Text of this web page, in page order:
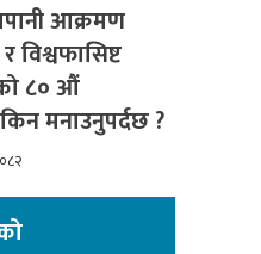
आक्रमण
विश्वफासिष्ट
८० औं
मनाउनुपर्दछ ?